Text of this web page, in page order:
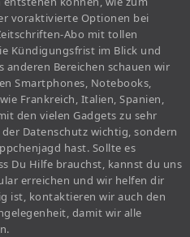
voraktivierte Optionen bei
Abo mit tollen
Kündigungsfrist im Blick und
anderen Bereichen schauen wir
Smartphones, Notebooks,
Frankreich, Italien, Spanien,
den vielen Gadgets zu sehr
Datenschutz wichtig, sondern
hast. Sollte es
Du Hilfe brauchst, kannst du uns
erreichen und wir helfen dir
ist, kontaktieren wir auch den
damit wir alle